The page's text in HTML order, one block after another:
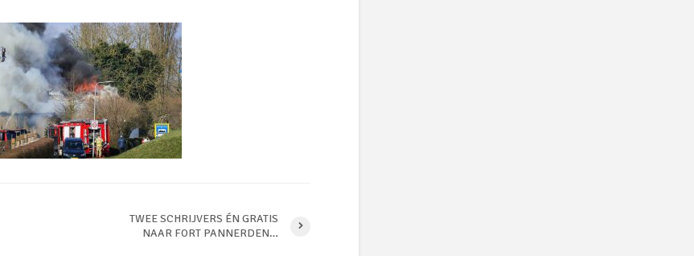
TWEE SCHRIJVERS ÉN GRATIS
NAAR FORT PANNERDEN…